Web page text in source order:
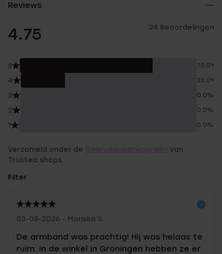
Reviews
4.75 24 Beoordelingen
5 75.0%
4 25.0%
3 0.0%
2 0.0%
1 0.0%
Verzameld onder de
van
Trusted shops
Filter
03-05-2026 - Mariska S.
De armband was prachtig! Hij was helaas te
ruim. In de winkel in Groningen hebben ze er